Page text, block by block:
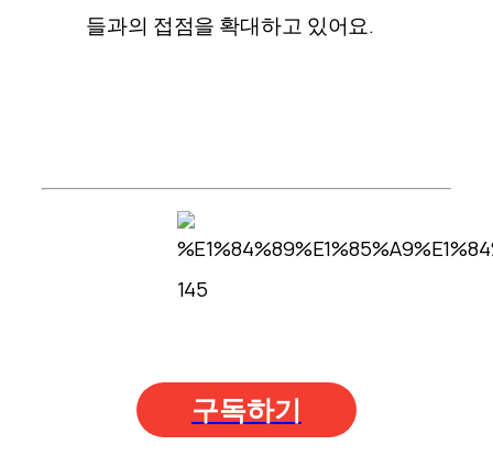
들과의 접점을 확대하고 있어요.
구독하기